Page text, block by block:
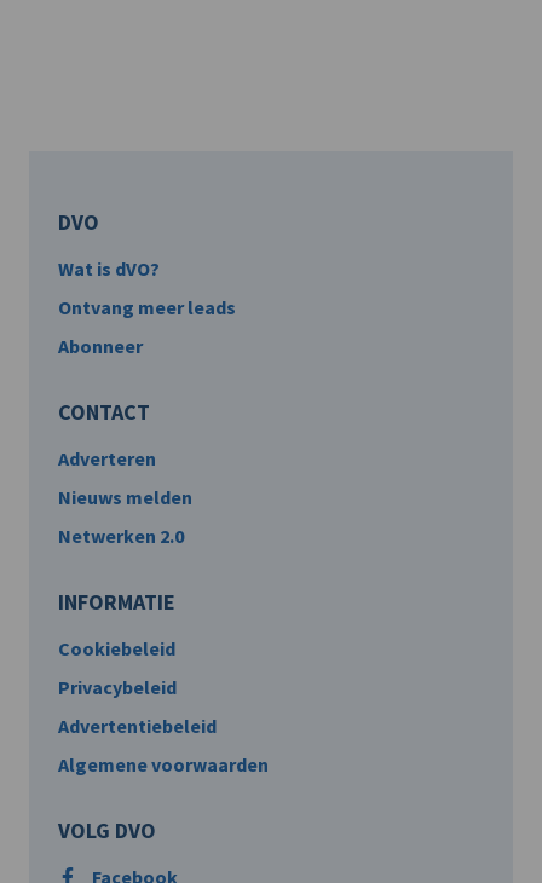
DVO
Wat is dVO?
Ontvang meer leads
Abonneer
CONTACT
Adverteren
Nieuws melden
Netwerken 2.0
INFORMATIE
Cookiebeleid
Privacybeleid
Advertentiebeleid
Algemene voorwaarden
VOLG DVO
Facebook